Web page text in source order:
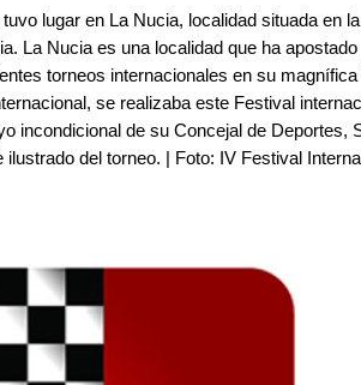
lugar en La Nucia, localidad situada en
La Nucia es una localidad que ha
torneos internacionales en su
se realizaba este Festival
incondicional de su Concejal de Deportes,
del torneo. | Foto: IV Festival